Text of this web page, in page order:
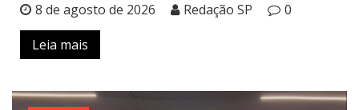
8 de agosto de 2026 Redação SP
0
Leia mais